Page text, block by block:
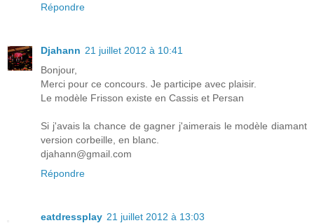
Répondre
Djahann 21 juillet 2012 à 10:41
Bonjour,
Merci pour ce concours. Je participe avec plaisir.
Le modèle Frisson existe en Cassis et Persan
Si j'avais la chance de gagner j'aimerais le modèle diamant
version corbeille, en blanc.
djahann@gmail.com
Répondre
eatdressplay 21 juillet 2012 à 13:03